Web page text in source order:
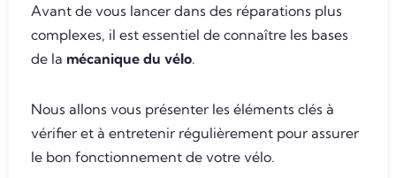
Avant de vous lancer dans des réparations plus
complexes, il est essentiel de connaître les bases
de la mécanique du vélo.
Nous allons vous présenter les éléments clés à
vérifier et à entretenir régulièrement pour assurer
le bon fonctionnement de votre vélo.